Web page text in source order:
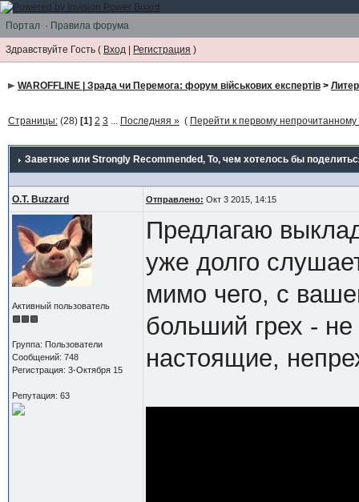
Портал · Правила форума
Здравствуйте Гость ( Вход | Регистрация )
WAROFFLINE | Зрада чи Перемога: форум військових експертів>
Страницы:(28) [1] 2 3 ... Последняя » ( Перейти к первому
Заветное или Strongly Recommended, То, чем хотелось бы
O.T. Buzzard Отправлено: Окт 3 2015, 14:15
Активный пользователь
Группа: Пользователи
Сообщений: 748
Регистрация: 3-Октября 15
Репутация: 63
Предлагаю
уже долго
мимо чего, с
больший грех - не
настоящие,